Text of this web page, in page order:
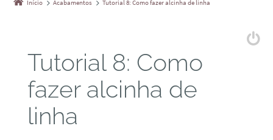
Início Acabamentos Tutorial 8: Como fazer alcinha de linha
Tutorial 8: Como
fazer alcinha de
linha